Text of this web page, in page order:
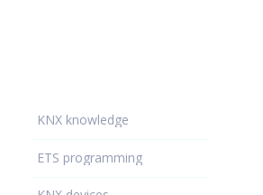
KNX knowledge
ETS programming